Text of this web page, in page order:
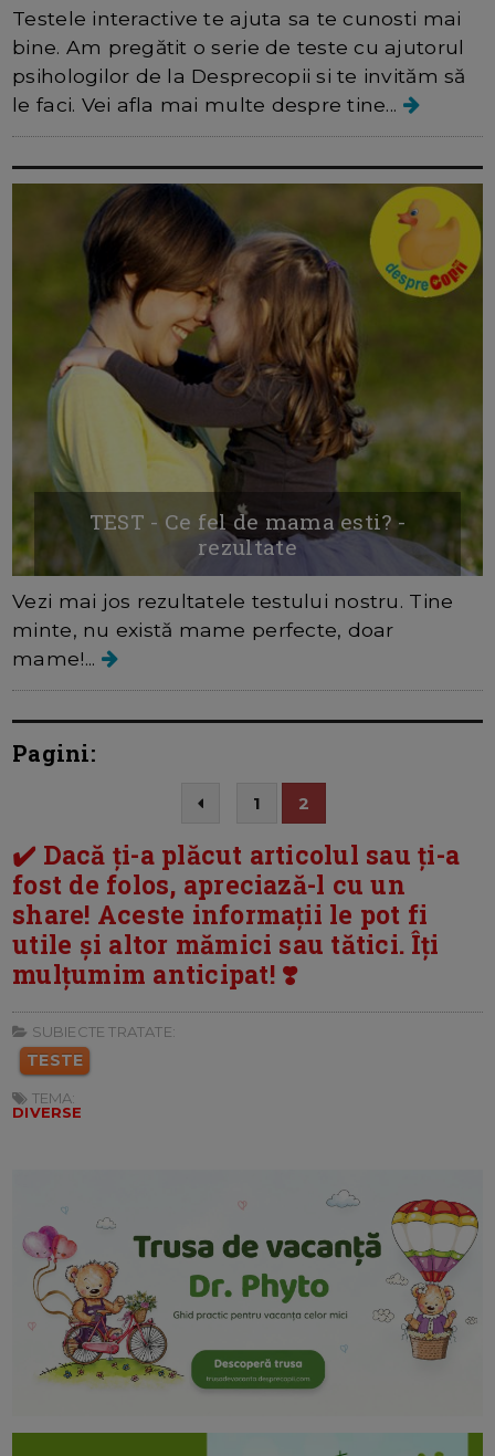
Testele interactive te ajuta sa te cunosti mai
bine. Am pregătit o serie de teste cu ajutorul
psihologilor de la Desprecopii si te invităm să
le faci. Vei afla mai multe despre tine...
TEST - Ce fel de mama esti? -
rezultate
Vezi mai jos rezultatele testului nostru. Tine
minte, nu există mame perfecte, doar
mame!...
Pagini:
1 2
✔️ Dacă ți-a plăcut articolul sau ți-a
fost de folos, apreciază-l cu un
share! Aceste informații le pot fi
utile și altor mămici sau tătici. Îți
mulțumim anticipat! ❣️
SUBIECTE TRATATE:
TESTE
TEMA:
DIVERSE